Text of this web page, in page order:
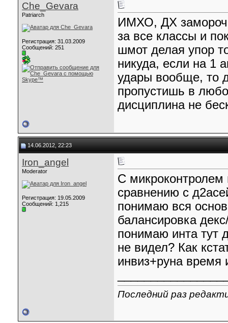
Che_Gevara
Patriarch
Регистрация: 31.03.2009
Сообщений: 251
ИМХО, ДХ
за все классы и
шмот делая упор
никуда, если на 1
удары вообще, то
пропустишь в
дисциплина не
14.06.2012, 22:23
Iron_angel
Moderator
Регистрация: 19.05.2009
Сообщений: 1,215
C
сравнению с
понимаю вся
балансировка
понимаю инта тут
не видел? Как
инвиз+руна время
Последний раз